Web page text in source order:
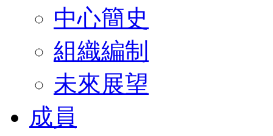
中心簡史
組織編制
未來展望
成員